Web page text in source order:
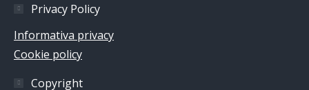
new
window
new
window
Privacy Policy
Informativa privacy
Cookie policy
Copyright